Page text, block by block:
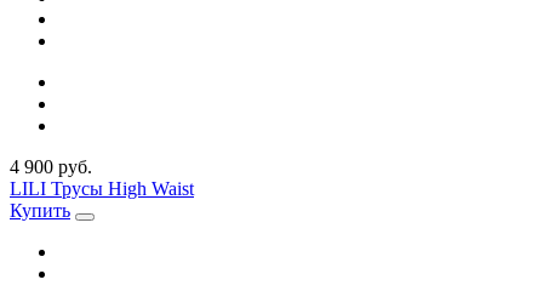
4 900 руб.
LILI Трусы High Waist
Купить